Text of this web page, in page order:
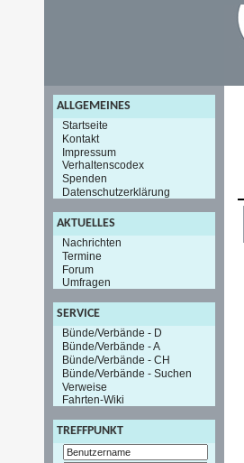
ALLGEMEINES
Startseite
Kontakt
Impressum
Verhaltenscodex
Spenden
Datenschutzerklärung
AKTUELLES
Nachrichten
Termine
Forum
Umfragen
SERVICE
Bünde/Verbände - D
Bünde/Verbände - A
Bünde/Verbände - CH
Bünde/Verbände - Suchen
Verweise
Fahrten-Wiki
TREFFPUNKT